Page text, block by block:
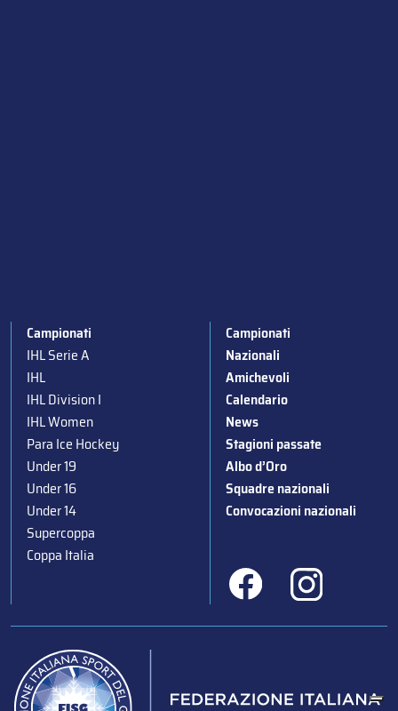
Campionati
IHL Serie A
IHL
IHL Division I
IHL Women
Para Ice Hockey
Under 19
Under 16
Under 14
Supercoppa
Coppa Italia
Campionati
Nazionali
Amichevoli
Calendario
News
Stagioni passate
Albo d’Oro
Squadre nazionali
Convocazioni nazionali